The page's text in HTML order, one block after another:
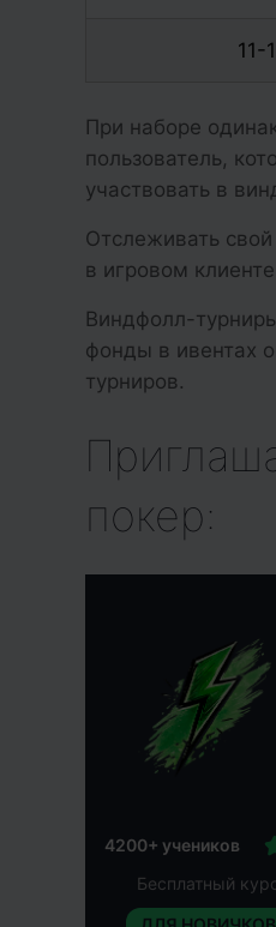
11-
При наборе
пользователь,
участвовать в
Отслеживать
в игровом
Виндфолл-
фонды в ивентах
турниров.
покер:
4200+ учеников
Бесплатный